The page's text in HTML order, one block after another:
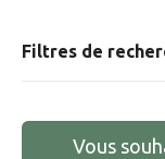
Filtres de
Vous